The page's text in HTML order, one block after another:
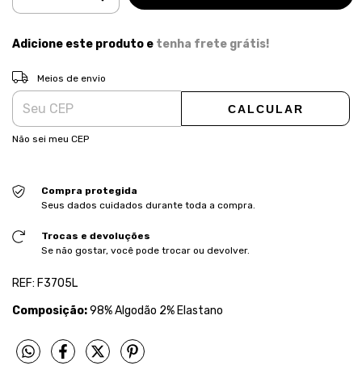
Adicione este produto e tenha frete grátis!
Entregas para o CEP:
Meios de envio
CALCULAR
Não sei meu CEP
Compra protegida
Seus dados cuidados durante toda a compra.
Trocas e devoluções
Se não gostar, você pode trocar ou devolver.
REF: F3705L
Composição:98% Algodão 2% Elastano